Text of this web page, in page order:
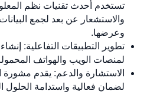
تستخدم أحدث تقنيات نظم
والاستشعار عن بعد لجمع البيانات
وعرضها.
تطوير التطبيقات التفاعلية:
لمنصات الويب والهواتف
الاستشارة والدعم: يقدم مشورة
لضمان فعالية واستدامة الحلول